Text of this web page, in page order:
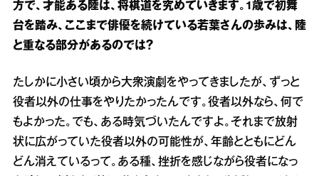
方で、才能ある陸は、将棋道を究めていきます。1歳で初舞
台を踏み、ここまで俳優を続けている若葉さんの歩みは、陸
と重なる部分があるのでは？
たしかに小さい頃から大衆演劇をやってきましたが、ずっと
役者以外の仕事をやりたかったんです。役者以外なら、何で
もよかった。でも、ある時気づいたんですよ。それまで放射
状に広がっていた役者以外の可能性が、年齢とともにどん
どん消えているって。ある種、挫折を感じながら役者になっ